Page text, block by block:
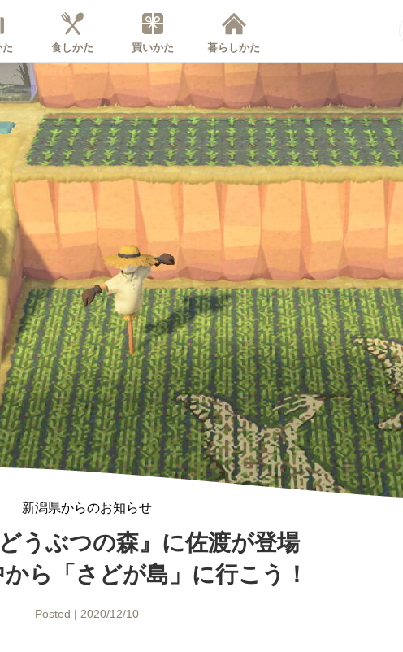
食しかた 買いかた 暮らしかた
新潟県からのお知らせ
うぶつの森』に佐渡が登場
ら「さどが島」に行こう！
Posted | 2020/12/10